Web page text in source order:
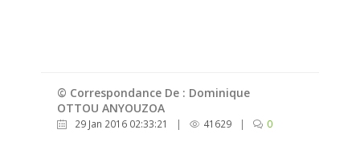
© Correspondance De : Dominique
OTTOU ANYOUZOA
29 Jan 2016 02:33:21 | 41629 | 0